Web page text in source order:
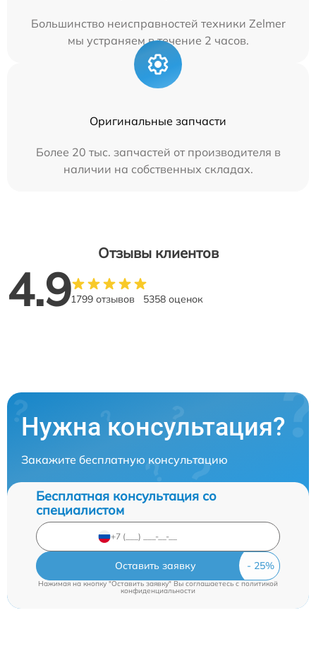
Большинство неисправностей техники Zelmer
мы устраняем в течение 2 часов.
Оригинальные запчасти
Более 20 тыс. запчастей от производителя в
наличии на собственных складах.
Отзывы клиентов
4.91799 отзывов 5358 оценок
Нужна консультация?
Закажите бесплатную консультацию
Бесплатная консультация со
специалистом
Оставить заявку
Нажимая на кнопку "Оставить заявку" Вы соглашаетесь cполитикой
конфиденциальности